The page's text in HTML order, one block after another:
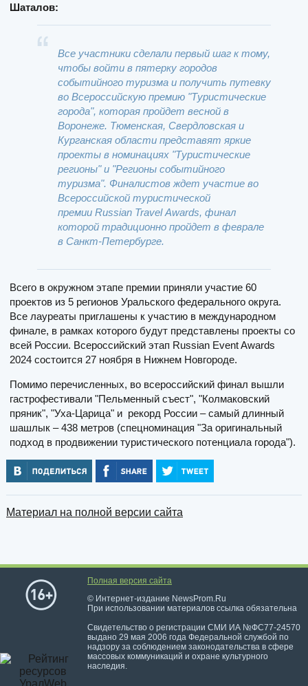
Шаталов:
Все участники сделали первый шаг к тому,
чтобы войти в пятерку городов
событийного туризма и получить путевку
во Всероссийскую премию "Туристические
города", которая пройдет весной в
Воронеже. Тюменская, Свердловская и
Курганская области представят яркие
проекты в номинациях "Туристические
регионы" и "Регионы событийного
туризма". Финалистов ждет участие во
Всероссийской туристической
премии Russian Travel Awards, финал
которой традиционно пройдет в феврале
в Санкт-Петербурге.
Всего в окружном этапе премии приняли участие 60
проектов из 5 регионов Уральского федерального округа.
Все лауреаты приглашены к участию в международном
финале, в рамках которого будут представлены проекты со
всей России. Всероссийский этап Russian Event Awards
2024 состоится 27 ноября в Нижнем Новгороде.
Помимо перечисленных, во всероссийский финал вышли
гастрофестивали "Пельменный съест", "Колмаковский
пряник", "Уха-Царица" и рекорд России – самый длинный
шашлык – 438 метров (спецноминация "За оригинальный
подход в продвижении туристического потенциала города").
Материал на полной версии сайта
Полная версия сайта
© Интернет-издание NewsProm.Ru
При использовании материалов ссылка обязательна
Свидетельство о регистрации СМИ ИА №ФС77-24570
выдано 29 мая 2006 года Федеральной службой по
надзору за соблюдением законодательства в сфере
массовых коммуникаций и охране культурного
наследия.